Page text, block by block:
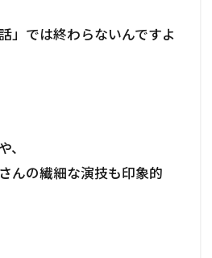
」では終わらないんですよ
、
んの繊細な演技も印象的